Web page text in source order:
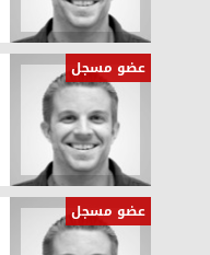
عضو مسجل
عضو مسجل